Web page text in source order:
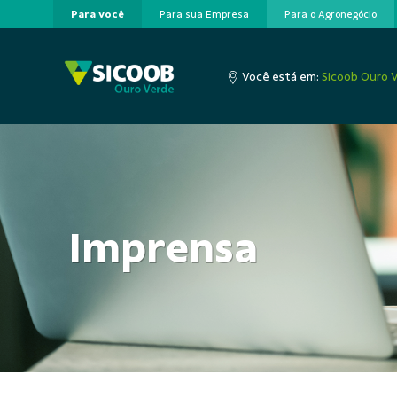
Pular para o Conteúdo principal
Para você Para sua Empresa Para o Agronegócio
Você está em:Sicoob Ouro
Imprensa